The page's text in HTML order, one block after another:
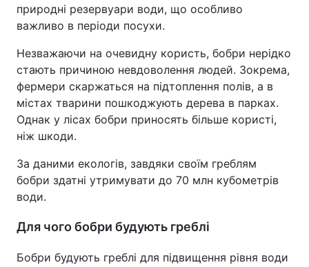
природні резервуари води, що особливо
важливо в періоди посухи.
Незважаючи на очевидну користь, бобри нерідко
стають причиною невдоволення людей. Зокрема,
фермери скаржаться на підтоплення полів, а в
містах тварини пошкоджують дерева в парках.
Однак у лісах бобри приносять більше користі,
ніж шкоди.
За даними екологів, завдяки своїм греблям
бобри здатні утримувати до 70 млн кубометрів
води.
Для чого бобри будують греблі
Бобри будують греблі для підвищення рівня води